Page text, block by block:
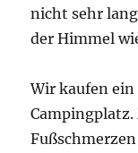
nicht sehr
der Himmel
Wir kaufen ein
Campingplatz.